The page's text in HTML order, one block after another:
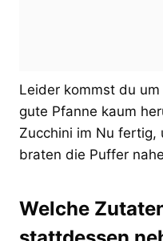
Leider kommst du
gute Pfanne kaum
Zucchini im Nu
braten die Puffer
Welche